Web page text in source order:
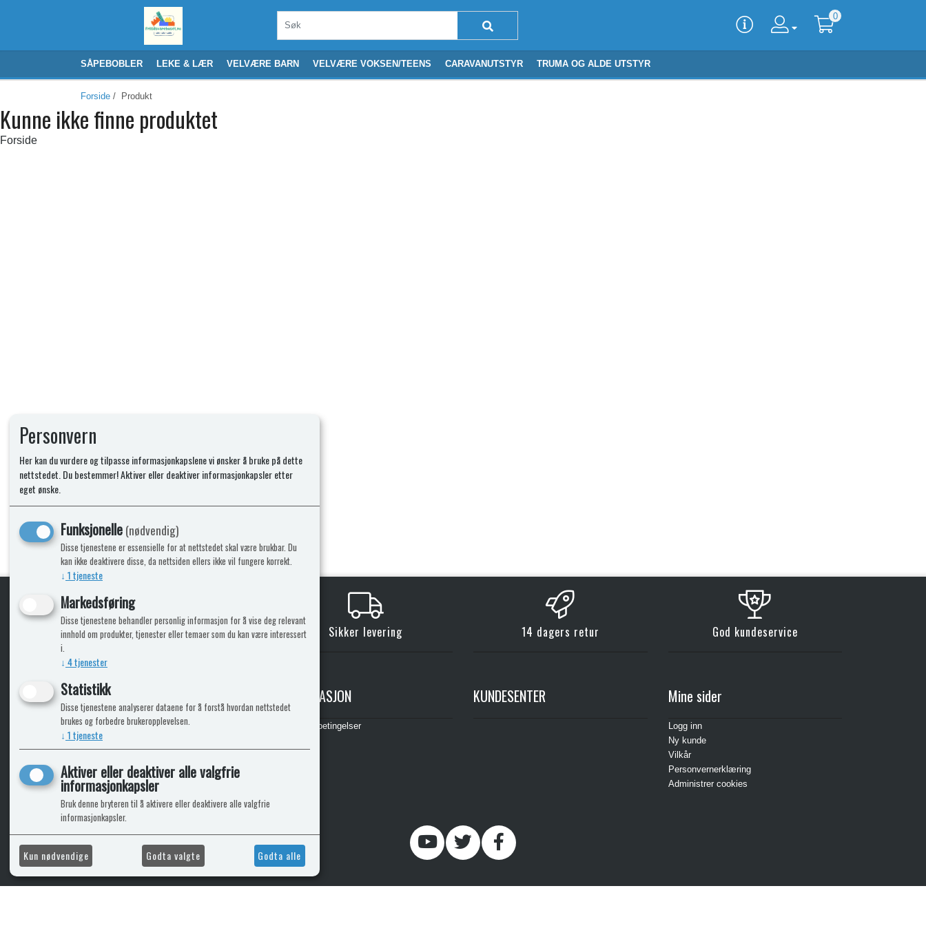
0
SÅPEBOBLER LEKE & LÆR VELVÆRE BARN VELVÆRE VOKSEN/TEENS CARAVANUTSTYR TRUMA OG ALDE UTSTYR
Forside / Produkt
Kunne ikke finne produktet
Forside
KLikk & hent Sikker levering 14 dagers retur God kundeservice
ICARAVANGRUPPEN
Trumadeler.no
Caravan.no
Bobilkjeden - iCaravan Tromsø
INFORMASJON
Leveringsbetingelser
KUNDESENTER Mine sider
Logg inn
Ny kunde
Vilkår
Personvernerklæring
Administrer cookies
Personvern
Her kan du vurdere og tilpasse informasjonkapslene vi ønsker å bruke på dette
nettstedet. Du bestemmer! Aktiver eller deaktiver informasjonkapsler etter
eget ønske.
Funksjonelle(nødvendig)
Disse tjenestene er essensielle for at nettstedet skal være brukbar. Du
kan ikke deaktivere disse, da nettsiden ellers ikke vil fungere korrekt.
↓ 1tjeneste
Markedsføring
Disse tjenestene behandler personlig informasjon for å vise deg relevant
innhold om produkter, tjenester eller temaer som du kan være interessert
i.
↓ 4tjenester
Statistikk
Disse tjenestene analyserer dataene for å forstå hvordan nettstedet
brukes og forbedre brukeropplevelsen.
↓ 1tjeneste
Aktiver eller deaktiver alle valgfrie
informasjonkapsler
Bruk denne bryteren til å aktivere eller deaktivere alle valgfrie
informasjonkapsler.
Kun nødvendige Godta valgte Godta alle